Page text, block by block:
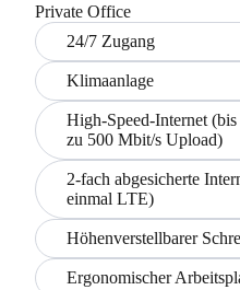
Private Office
24/7 Zugang
Klimaanlage
High-Speed-Internet
zu 500 Mbit/s Upload)
2-fach abgesicherte
einmal LTE)
Höhenverstellbarer
Ergonomischer